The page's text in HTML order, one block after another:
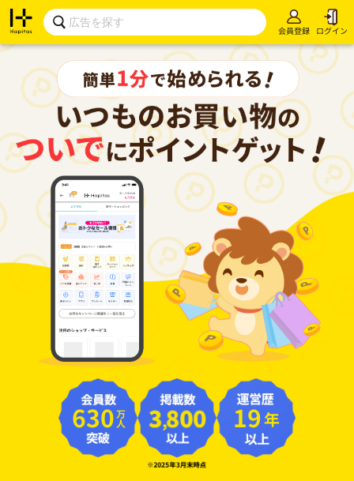
会員登録 ログイン
630万人 19年